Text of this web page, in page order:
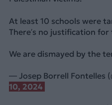
At least 10 schools were
There’s no justification for
We are dismayed by the
— Josep Borrell Fontelles
10, 2024